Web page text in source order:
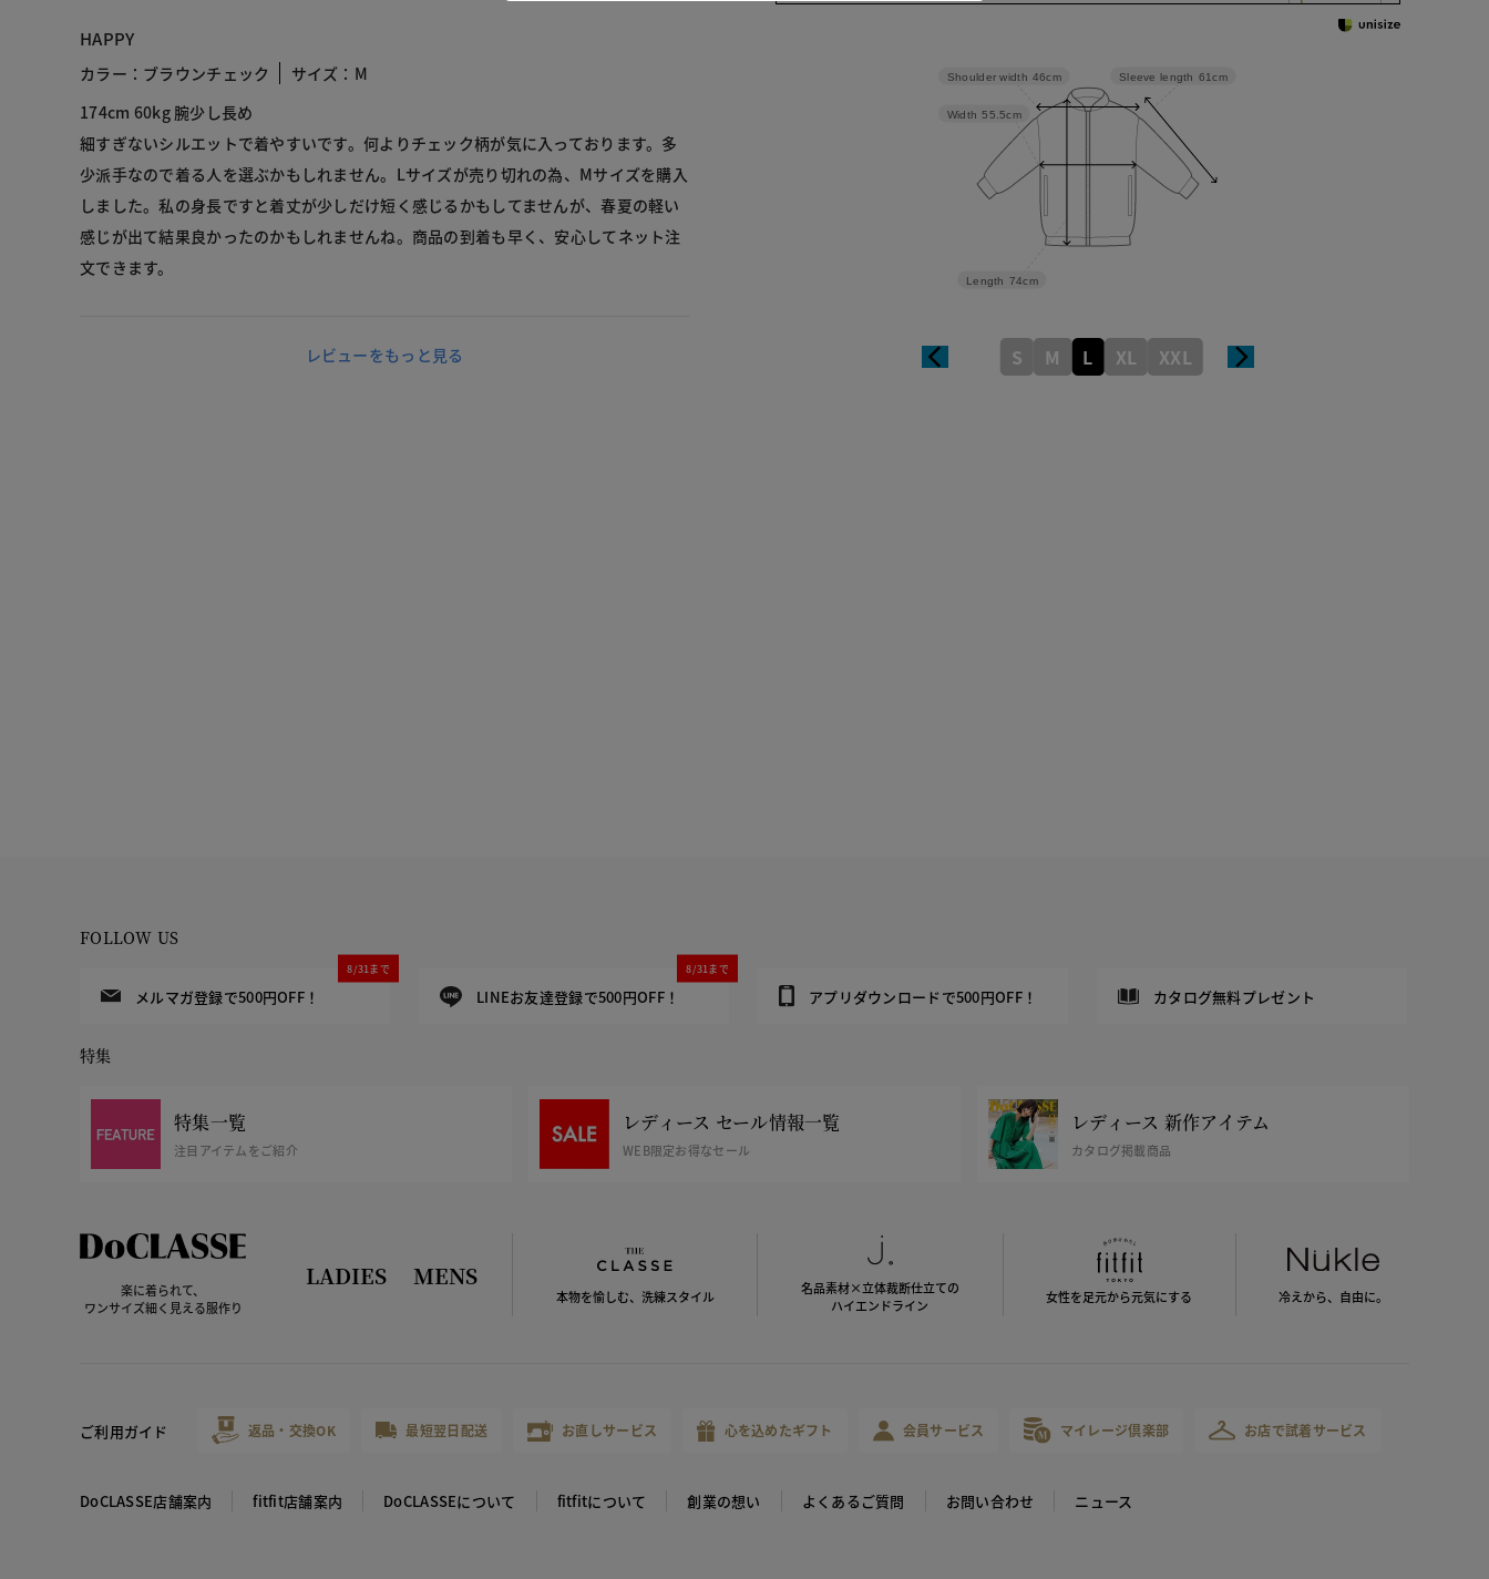
HAPPY
カラー：ブラウンチェック
サイズ：M
174cm 60kg 腕少し長め
細すぎないシルエットで着やすいです。何よりチェック柄が気に入っております。多
少派手なので着る人を選ぶかもしれません。Lサイズが売り切れの為、Mサイズを購入
しました。私の身長ですと着丈が少しだけ短く感じるかもしてませんが、春夏の軽い
感じが出て結果良かったのかもしれませんね。商品の到着も早く、安心してネット注
文できます。
レビューをもっと見る
Sleeve length 61cm
Length 74cm
Width 55.5cm
Shoulder width 46cm
S M L XL XXL
FOLLOW US
メルマガ登録で500円OFF！
8/31まで
LINEお友達登録で500円OFF！
8/31まで
アプリダウンロードで500円OFF！ カタログ無料プレゼント
特集
特集一覧
注目アイテムをご紹介
レディース セール情報一覧
WEB限定お得なセール
レディース 新作アイテム
カタログ掲載商品
楽に着られて、
ワンサイズ細く見える服作り
LADIES MENS
本物を愉しむ、洗練スタイル
名品素材×立体裁断仕立ての
ハイエンドライン
女性を足元から元気にする 冷えから、 自由に。
ご利用ガイド 返品・交換OK 最短翌日配送 お直しサービス 心を込めたギフト 会員サービス マイレージ倶楽部 お店で試着サービス
DoCLASSE店舗案内 fitfit店舗案内 DoCLASSEについて fitfitについて 創業の想い よくあるご質問 お問い合わせ ニュース